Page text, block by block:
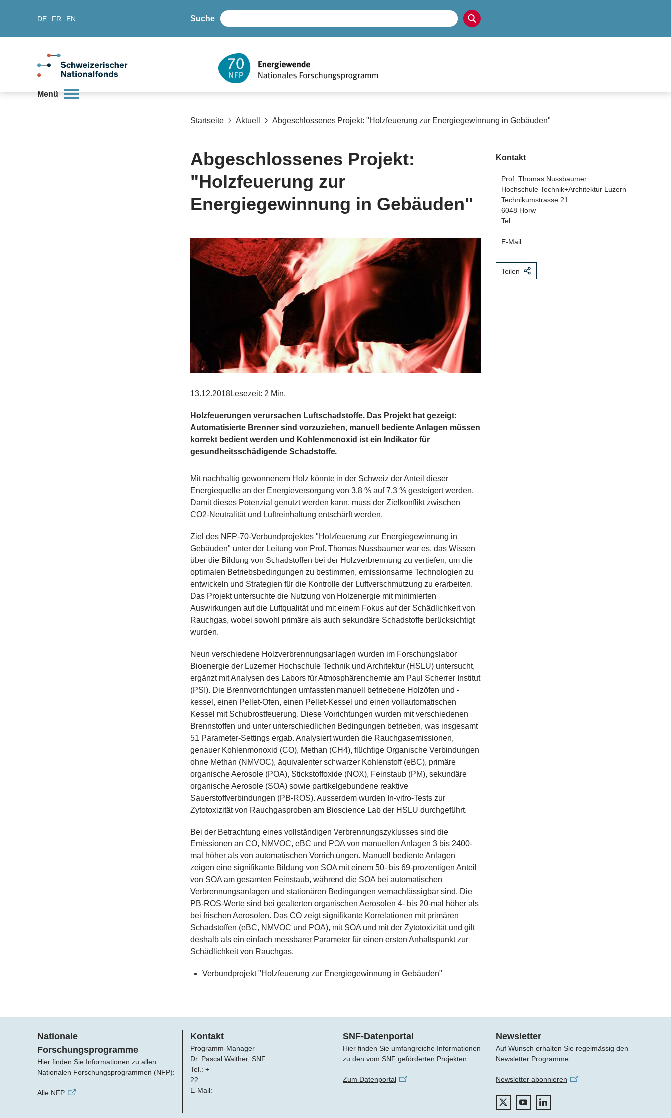
DE FR EN Suche
Menü
Startseite Aktuell Abgeschlossenes Projekt: "Holzfeuerung zur Energiegewinnung in Gebäuden"
Abgeschlossenes Projekt:
"Holzfeuerung zur
Energiegewinnung in Gebäuden"
13.12.2018Lesezeit: 2 Min.
Holzfeuerungen verursachen Luftschadstoffe. Das Projekt hat gezeigt:
Automatisierte Brenner sind vorzuziehen, manuell bediente Anlagen müssen
korrekt bedient werden und Kohlenmonoxid ist ein Indikator für
gesundheitsschädigende Schadstoffe.
​Mit nachhaltig gewonnenem Holz könnte in der Schweiz der Anteil dieser
Energiequelle an der Energieversorgung von 3,8 % auf 7,3 % gesteigert werden.
Damit dieses Potenzial genutzt werden kann, muss der Zielkonflikt zwischen
CO2-Neutralität und Luftreinhaltung entschärft werden.
Ziel des NFP-70-Verbundprojektes "Holzfeuerung zur Energiegewinnung in
Gebäuden" unter der Leitung von Prof. Thomas Nussbaumer war es, das Wissen
über die Bildung von Schadstoffen bei der Holzverbrennung zu vertiefen, um die
optimalen Betriebsbedingungen zu bestimmen, emissionsarme Technologien zu
entwickeln und Strategien für die Kontrolle der Luftverschmutzung zu erarbeiten.
Das Projekt untersuchte die Nutzung von Holzenergie mit minimierten
Auswirkungen auf die Luftqualität und mit einem Fokus auf der Schädlichkeit von
Rauchgas, wobei sowohl primäre als auch sekundäre Schadstoffe berücksichtigt
wurden.
Neun verschiedene Holzverbrennungsanlagen wurden im Forschungslabor
Bioenergie der Luzerner Hochschule Technik und Architektur (HSLU) untersucht,
ergänzt mit Analysen des Labors für Atmosphärenchemie am Paul Scherrer Institut
(PSI). Die Brennvorrichtungen umfassten manuell betriebene Holzöfen und -
kessel, einen Pellet-Ofen, einen Pellet-Kessel und einen vollautomatischen
Kessel mit Schubrostfeuerung. Diese Vorrichtungen wurden mit verschiedenen
Brennstoffen und unter unterschiedlichen Bedingungen betrieben, was insgesamt
51 Parameter-Settings ergab. Analysiert wurden die Rauchgasemissionen,
genauer Kohlenmonoxid (CO), Methan (CH4), flüchtige Organische Verbindungen
ohne Methan (NMVOC), äquivalenter schwarzer Kohlenstoff (eBC), primäre
organische Aerosole (POA), Stickstoffoxide (NOX), Feinstaub (PM), sekundäre
organische Aerosole (SOA) sowie partikelgebundene reaktive
Sauerstoffverbindungen (PB-ROS). Ausserdem wurden In-vitro-Tests zur
Zytotoxizität von Rauchgasproben am Bioscience Lab der HSLU durchgeführt.
Bei der Betrachtung eines vollständigen Verbrennungszyklusses sind die
Emissionen an CO, NMVOC, eBC und POA von manuellen Anlagen 3 bis 2400-
mal höher als von automatischen Vorrichtungen. Manuell bediente Anlagen
zeigen eine signifikante Bildung von SOA mit einem 50- bis 69-prozentigen Anteil
von SOA am gesamten Feinstaub, während die SOA bei automatischen
Verbrennungsanlagen und stationären Bedingungen vernachlässigbar sind. Die
PB-ROS-Werte sind bei gealterten organischen Aerosolen 4- bis 20-mal höher als
bei frischen Aerosolen. Das CO zeigt signifikante Korrelationen mit primären
Schadstoffen (eBC, NMVOC und POA), mit SOA und mit der Zytotoxizität und gilt
deshalb als ein einfach messbarer Parameter für einen ersten Anhaltspunkt zur
Schädlichkeit von Rauchgas.
Verbundprojekt "Holzfeuerung zur Energiegewinnung in Gebäuden"
Kontakt
Prof. Thomas Nussbaumer
Hochschule Technik+Architektur Luzern
Technikumstrasse 21
6048 Horw
Tel.:
E-Mail:
Teilen
Nationale
Forschungsprogramme
Hier finden Sie Informationen zu allen
Nationalen Forschungsprogrammen (NFP):
Alle NFP
Kontakt
Programm-Manager
Dr. Pascal Walther, SNF
Tel.: +
22
E-Mail:
SNF-Datenportal
Hier finden Sie umfangreiche Informationen
zu den vom SNF geförderten Projekten.
Zum Datenportal
Newsletter
Auf Wunsch erhalten Sie regelmässig den
Newsletter Programme.
Newsletter abonnieren